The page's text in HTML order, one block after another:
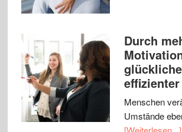
Durch
Menschen
Umstände